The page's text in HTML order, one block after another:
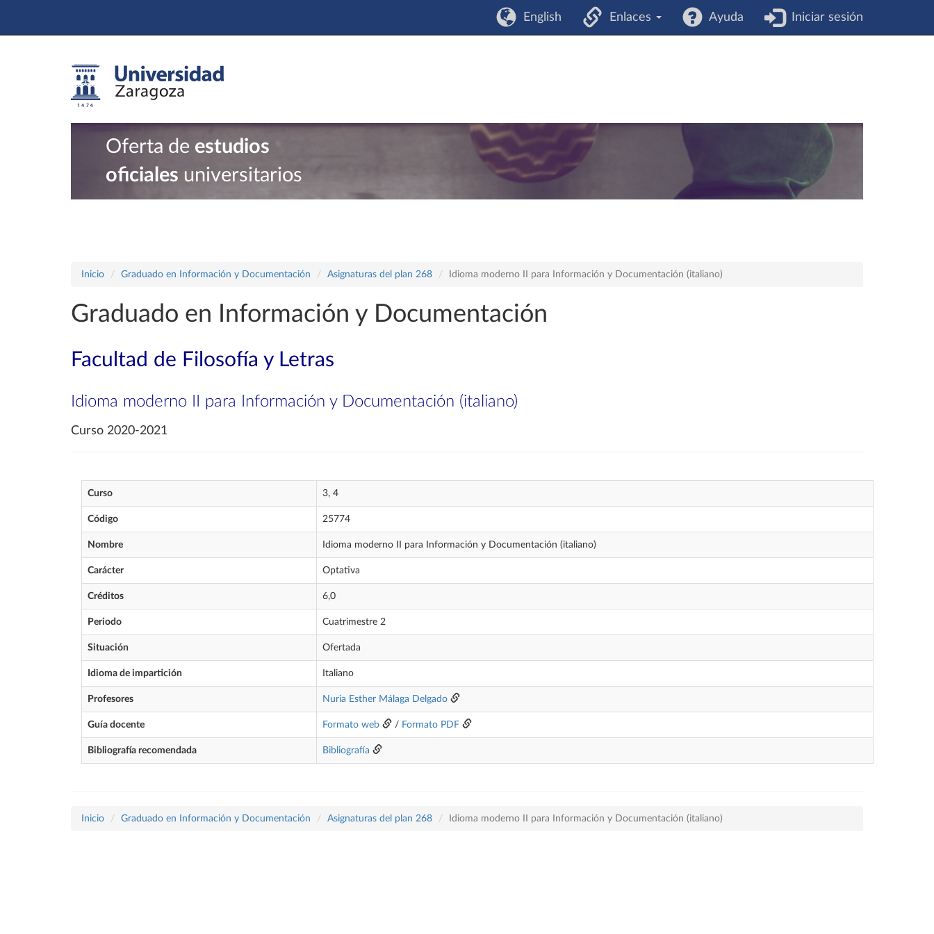
English Enlaces Ayuda Iniciar sesión
Oferta de estudios
oficiales universitarios
Inicio Graduado en Información y Documentación Asignaturas del plan 268 Idioma moderno II para Información y Documentación (italiano)
Graduado en Información y Documentación
Facultad de Filosofía y Letras
Idioma moderno II para Información y Documentación (italiano)
Curso 2020-2021
Curso 3, 4
Código 25774
Nombre Idioma moderno II para Información y Documentación (italiano)
Carácter Optativa
Créditos 6,0
Periodo Cuatrimestre 2
Situación Ofertada
Idioma de impartición Italiano
Profesores Nuria Esther Málaga Delgado
Guía docente Formato web / Formato PDF
Bibliografía recomendada Bibliografía
Inicio Graduado en Información y Documentación Asignaturas del plan 268 Idioma moderno II para Información y Documentación (italiano)